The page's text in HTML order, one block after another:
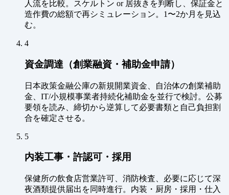
人流を比較。スケルトン or 居抜きを判断し、保証金と
造作費の総額で再シミュレーション。1〜2か月を見込
む。
4
資金調達（創業融資・補助金申請）
日本政策金融公庫の新規開業資金、自治体の創業補助
金、IT/小規模事業者持続化補助金を並行で検討。公募
要領を読み、締切から逆算して必要書類と自己負担割
合を確定させる。
5
内装工事・許認可・採用
保健所の飲食店営業許可、消防検査、必要に応じて深
夜酒類提供届出を同時進行。内装・厨房・採用・仕入